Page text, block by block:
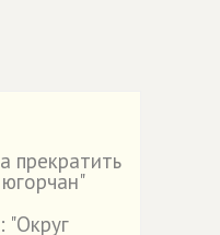
прекратить
"Округ